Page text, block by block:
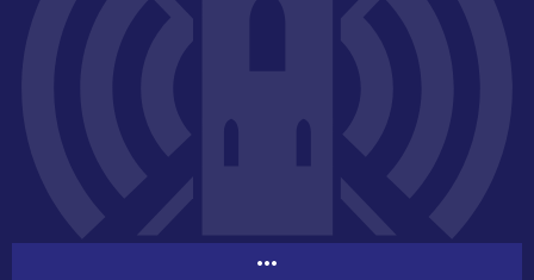
more_horiz